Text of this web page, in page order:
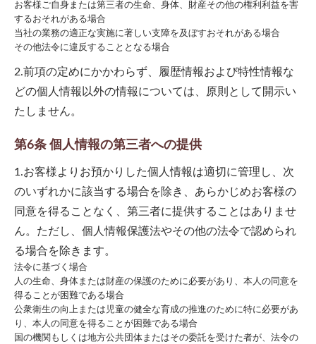
お客様ご自身または第三者の生命、身体、財産その他の権利利益を害
するおそれがある場合
当社の業務の適正な実施に著しい支障を及ぼすおそれがある場合
その他法令に違反することとなる場合
2.前項の定めにかかわらず、履歴情報および特性情報な
どの個人情報以外の情報については、原則として開示い
たしません。
第6条 個人情報の第三者への提供
1.お客様よりお預かりした個人情報は適切に管理し、次
のいずれかに該当する場合を除き、あらかじめお客様の
同意を得ることなく、第三者に提供することはありませ
ん。ただし、個人情報保護法やその他の法令で認められ
る場合を除きます。
法令に基づく場合
人の生命、身体または財産の保護のために必要があり、本人の同意を
得ることが困難である場合
公衆衛生の向上または児童の健全な育成の推進のために特に必要があ
り、本人の同意を得ることが困難である場合
国の機関もしくは地方公共団体またはその委託を受けた者が、法令の